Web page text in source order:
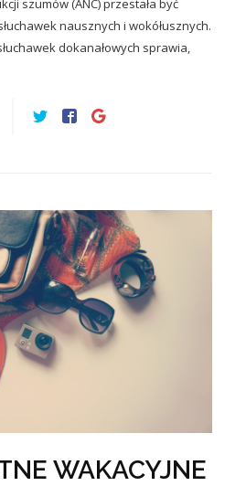
szumów (ANC) przestała być
nausznych i wokółusznych.
dokanałowych sprawia,
WAKACYJNE